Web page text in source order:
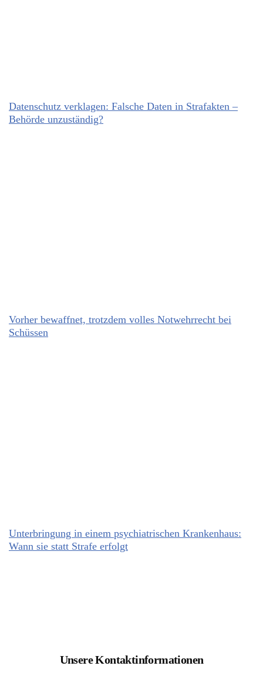
Datenschutz verklagen: Falsche Daten in Strafakten –
Behörde unzuständig?
Vorher bewaffnet, trotzdem volles Notwehrrecht bei
Schüssen
Unterbringung in einem psychiatrischen Krankenhaus:
Wann sie statt Strafe erfolgt
Unsere Kontaktinformationen